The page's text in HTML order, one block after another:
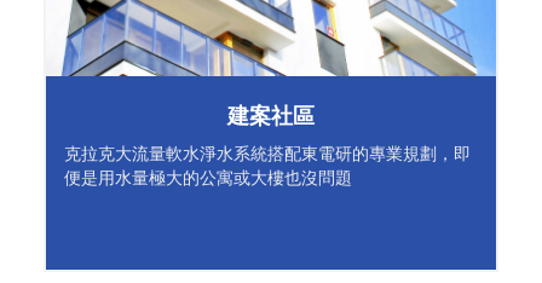
建案社區
克拉克大流量軟水淨水系統搭配東電研的專業規劃，即
便是用水量極大的公寓或大樓也沒問題